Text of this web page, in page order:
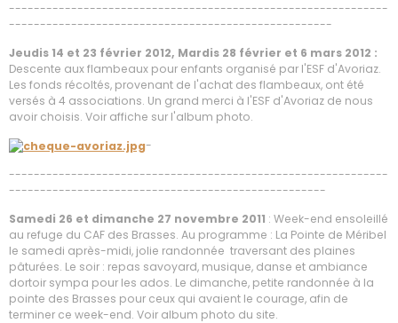
-------------------------------------------------------------
----------------------------------------------------
Jeudis 14 et 23 février 2012, Mardis 28 février et 6 mars 2012 :
Descente aux flambeaux pour enfants organisé par l'ESF d'Avoriaz.
Les fonds récoltés, provenant de l'achat des flambeaux, ont été
versés à 4 associations. Un grand merci à l'ESF d'Avoriaz de nous
avoir choisis. Voir affiche sur l'album photo.
-
-------------------------------------------------------------
---------------------------------------------------
Samedi 26 et dimanche 27 novembre 2011 : Week-end ensoleillé
au refuge du CAF des Brasses. Au programme : La Pointe de Méribel
le samedi après-midi, jolie randonnée traversant des plaines
pâturées. Le soir : repas savoyard, musique, danse et ambiance
dortoir sympa pour les ados. Le dimanche, petite randonnée à la
pointe des Brasses pour ceux qui avaient le courage, afin de
terminer ce week-end. Voir album photo du site.